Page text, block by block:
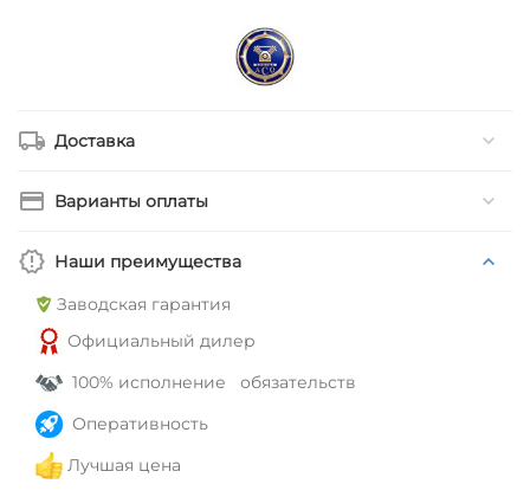
Доставка
Варианты оплаты
Наши преимущества
Заводская гарантия
Официальный дилер
100% исполнение обязательств
Оперативность
Лучшая цена